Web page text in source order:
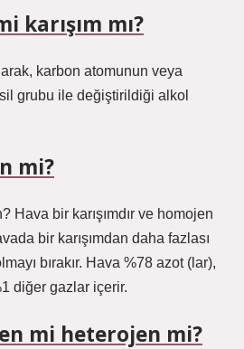
karışım mı?
karbon atomunun veya
grubu ile değiştirildiği alkol
mi?
Hava bir karışımdır ve homojen
bir karışımdan daha fazlası
bırakır. Hava %78 azot (lar),
diğer gazlar içerir.
mi heterojen mi?